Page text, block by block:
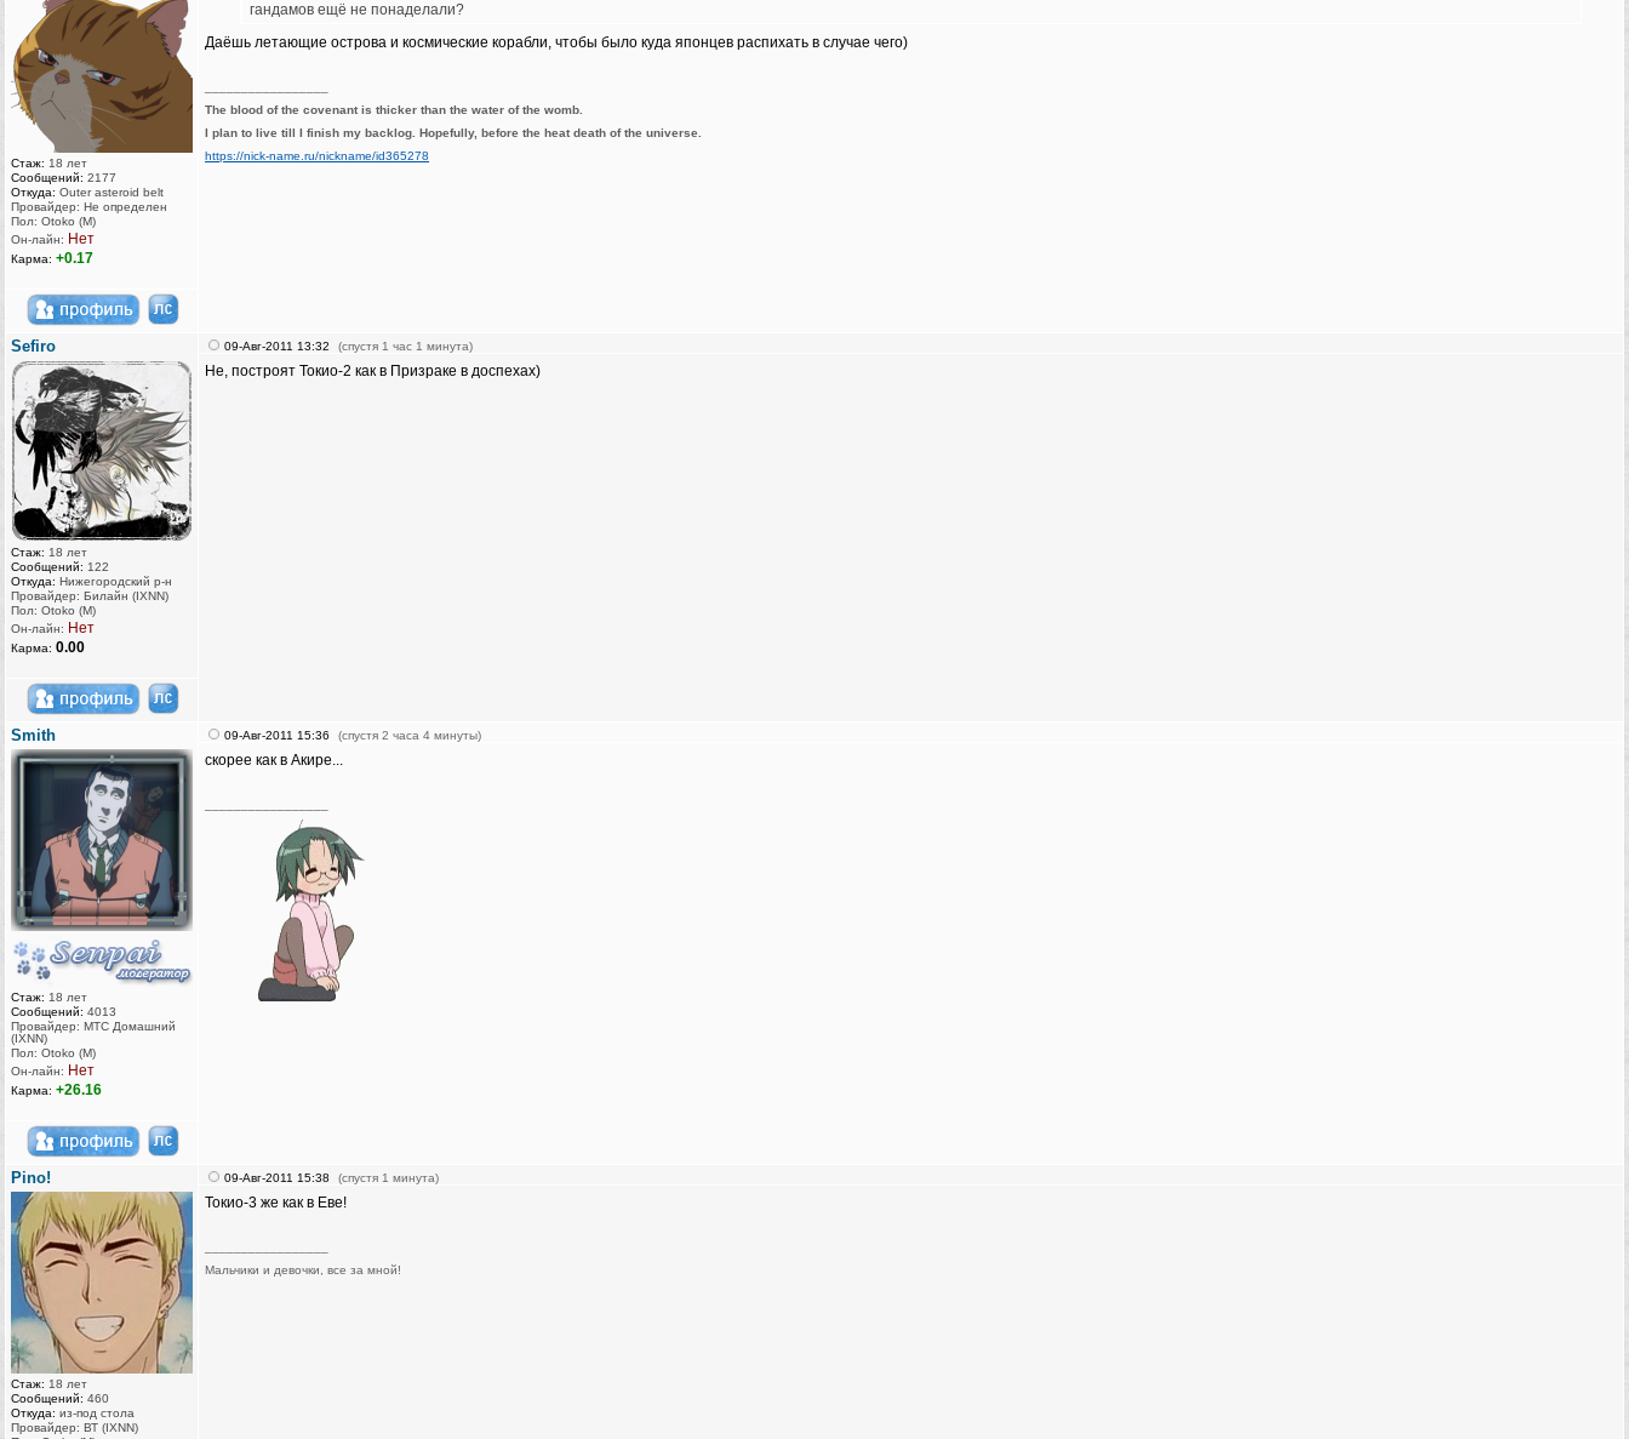
Стаж: 18 лет
Сообщений: 2177
Откуда: Outer asteroid belt
Провайдер: Не определен
Пол: Otoko (M)
Он-лайн: Нет
Карма: +0.17
гандамов ещё не понаделали?
Даёшь летающие острова и космические корабли, чтобы было куда японцев распихать в случае чего)
The blood of the covenant is thicker than the water of the womb.
I plan to live till I finish my backlog. Hopefully, before the heat death of the universe.
https://nick-name.ru/nickname/id365278
Sefiro
Стаж: 18 лет
Сообщений: 122
Откуда: Нижегородский р-н
Провайдер: Билайн (IXNN)
Пол: Otoko (M)
Он-лайн: Нет
Карма: 0.00
09-Авг-2011 13:32 (спустя 1 час 1 минута)
Не, построят Токио-2 как в Призраке в доспехах)
Smith
Стаж: 18 лет
Сообщений: 4013
Провайдер: МТС Домашний
(IXNN)
Пол: Otoko (M)
Он-лайн: Нет
Карма: +26.16
09-Авг-2011 15:36 (спустя 2 часа 4 минуты)
скорее как в Акире...
Pino!
Стаж: 18 лет
Сообщений: 460
Откуда: из-под стола
Провайдер: ВТ (IXNN)
09-Авг-2011 15:38 (спустя 1 минута)
Токио-3 же как в Еве!
Мальчики и девочки, все за мной!